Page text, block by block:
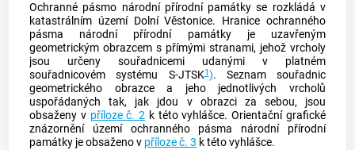
Ochranné pásmo národní přírodní památky se rozkládá v
katastrálním územíDolní Věstonice. Hranice ochranného
pásma národní přírodní památky je uzavřeným
geometrickým obrazcem s přímými stranami, jehož vrcholy
jsou určeny souřadnicemi udanými v platném
souřadnicovém systému S-JTSK1). Seznam souřadnic
geometrického obrazce a jeho jednotlivých vrcholů
uspořádaných tak, jak jdou v obrazci za sebou, jsou
obsaženy v příloze č. 2 k této vyhlášce. Orientační grafické
znázornění území ochranného pásma národní přírodní
památky je obsaženo v příloze č. 3 k této vyhlášce.